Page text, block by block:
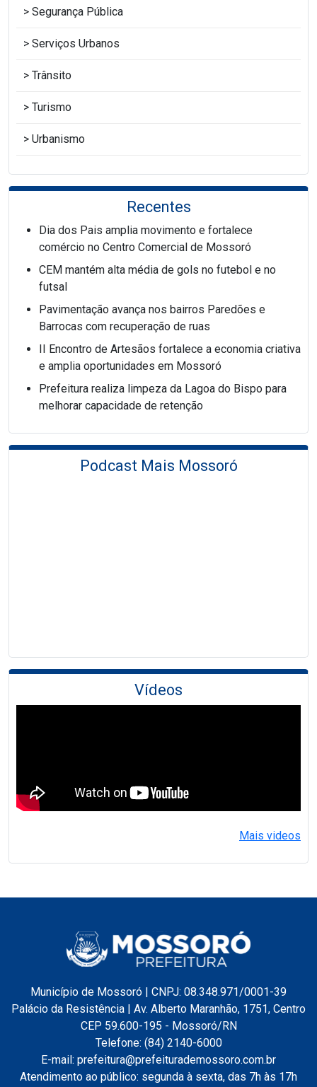
Segurança Pública
Serviços Urbanos
Trânsito
Turismo
Urbanismo
Recentes
Dia dos Pais amplia movimento e fortalece
comércio no Centro Comercial de Mossoró
CEM mantém alta média de gols no futebol e no
futsal
Pavimentação avança nos bairros Paredões e
Barrocas com recuperação de ruas
II Encontro de Artesãos fortalece a economia criativa
e amplia oportunidades em Mossoró
Prefeitura realiza limpeza da Lagoa do Bispo para
melhorar capacidade de retenção
Podcast Mais Mossoró
Vídeos
Mais videos
Município de Mossoró | CNPJ: 08.348.971/0001-39
Palácio da Resistência | Av. Alberto Maranhão, 1751, Centro
CEP 59.600-195 - Mossoró/RN
Telefone: (84) 2140-6000
E-mail: prefeitura@prefeiturademossoro.com.br
Atendimento ao público: segunda à sexta, das 7h às 17h